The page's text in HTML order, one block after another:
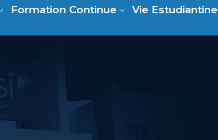
Formation Continue Vie Estudiantine